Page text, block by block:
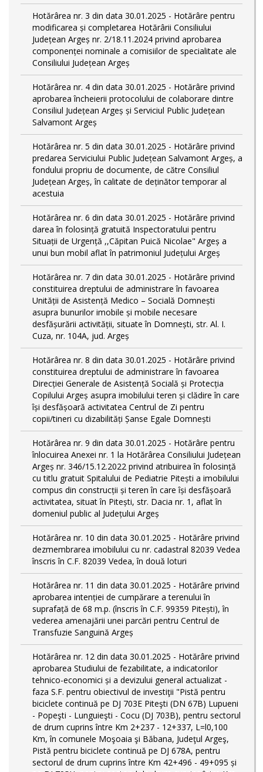
Hotărârea nr. 3 din data 30.01.2025 - Hotărâre pentru
modificarea și completarea Hotărârii Consiliului
Județean Argeș nr. 2/18.11.2024 privind aprobarea
componenței nominale a comisiilor de specialitate ale
Consiliului Județean Argeș
Hotărârea nr. 4 din data 30.01.2025 - Hotărâre privind
aprobarea încheierii protocolului de colaborare dintre
Consiliul Județean Argeș și Serviciul Public Județean
Salvamont Argeș
Hotărârea nr. 5 din data 30.01.2025 - Hotărâre privind
predarea Serviciului Public Județean Salvamont Argeș, a
fondului propriu de documente, de către Consiliul
Județean Argeș, în calitate de deținător temporar al
acestuia
Hotărârea nr. 6 din data 30.01.2025 - Hotărâre privind
darea în folosință gratuită Inspectoratului pentru
Situații de Urgență ,,Căpitan Puică Nicolae" Argeș a
unui bun mobil aflat în patrimoniul Județului Argeș
Hotărârea nr. 7 din data 30.01.2025 - Hotărâre privind
constituirea dreptului de administrare în favoarea
Unității de Asistență Medico – Socială Domnești
asupra bunurilor imobile și mobile necesare
desfășurării activității, situate în Domnești, str. Al. I.
Cuza, nr. 104A, jud. Argeș
Hotărârea nr. 8 din data 30.01.2025 - Hotărâre privind
constituirea dreptului de administrare în favoarea
Direcției Generale de Asistență Socială și Protecția
Copilului Argeș asupra imobilului teren și clădire în care
își desfășoară activitatea Centrul de Zi pentru
copii/tineri cu dizabilități Șanse Egale Domnești
Hotărârea nr. 9 din data 30.01.2025 - Hotărâre pentru
înlocuirea Anexei nr. 1 la Hotărârea Consiliului Județean
Argeș nr. 346/15.12.2022 privind atribuirea în folosință
cu titlu gratuit Spitalului de Pediatrie Pitești a imobilului
compus din construcții și teren în care își desfășoară
activitatea, situat în Pitești, str. Dacia nr. 1, aflat în
domeniul public al Județului Argeș
Hotărârea nr. 10 din data 30.01.2025 - Hotărâre privind
dezmembrarea imobilului cu nr. cadastral 82039 Vedea
înscris în C.F. 82039 Vedea, în două loturi
Hotărârea nr. 11 din data 30.01.2025 - Hotărâre privind
aprobarea intenției de cumpărare a terenului în
suprafață de 68 m.p. (înscris în C.F. 99359 Pitești), în
vederea amenajării unei parcări pentru Centrul de
Transfuzie Sanguină Argeș
Hotărârea nr. 12 din data 30.01.2025 - Hotărâre privind
aprobarea Studiului de fezabilitate, a indicatorilor
tehnico-economici și a devizului general actualizat -
faza S.F. pentru obiectivul de investiţii "Pistă pentru
biciclete continuă pe DJ 703E Piteşti (DN 67B) Lupueni
- Popeşti - Lunguieşti - Cocu (DJ 703B), pentru sectorul
de drum cuprins între Km 2+237 - 12+337, L=l0,100
Km, în comunele Moşoaia şi Băbana, Judeţul Argeş,
Pistă pentru biciclete continuă pe DJ 678A, pentru
sectorul de drum cuprins între Km 42+496 - 49+095 și